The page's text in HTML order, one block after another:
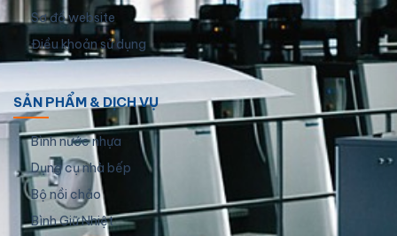
Sơ đồ website
Điều khoản sử dụng
SẢN PHẨM & DỊCH VỤ
Bình nước nhựa
Dụng cụ nhà bếp
Bộ nồi chảo
Bình Giữ Nhiệt